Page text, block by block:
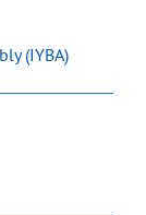
(IYBA)